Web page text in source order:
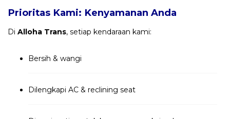
Prioritas Kami: Kenyamanan Anda
Di Alloha Trans, setiap kendaraan kami:
Bersih & wangi
Dilengkapi AC & reclining seat